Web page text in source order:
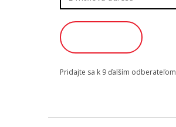
Pridajte sa k 9 ďalším odberateľom